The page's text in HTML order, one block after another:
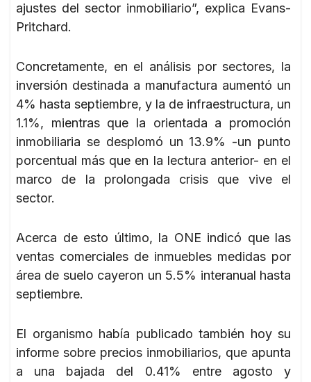
ajustes del sector inmobiliario”, explica Evans-
Pritchard.
Concretamente, en el análisis por sectores, la
inversión destinada a manufactura aumentó un
4% hasta septiembre, y la de infraestructura, un
1.1%, mientras que la orientada a promoción
inmobiliaria se desplomó un 13.9% -un punto
porcentual más que en la lectura anterior- en el
marco de la prolongada crisis que vive el
sector.
Acerca de esto último, la ONE indicó que las
ventas comerciales de inmuebles medidas por
área de suelo cayeron un 5.5% interanual hasta
septiembre.
El organismo había publicado también hoy su
informe sobre precios inmobiliarios, que apunta
a una bajada del 0.41% entre agosto y